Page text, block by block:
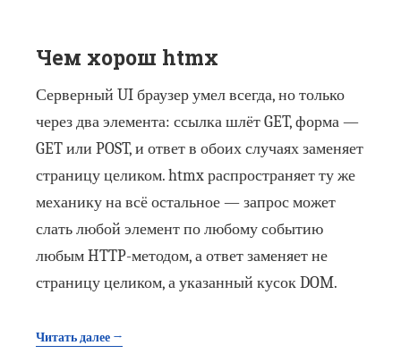
Чем хорош htmx
Серверный UI браузер умел всегда, но только
через два элемента: ссылка шлёт GET, форма —
GET или POST, и ответ в обоих случаях заменяет
страницу целиком. htmx распространяет ту же
механику на всё остальное — запрос может
слать любой элемент по любому событию
любым HTTP-методом, а ответ заменяет не
страницу целиком, а указанный кусок DOM.
Читать далее →